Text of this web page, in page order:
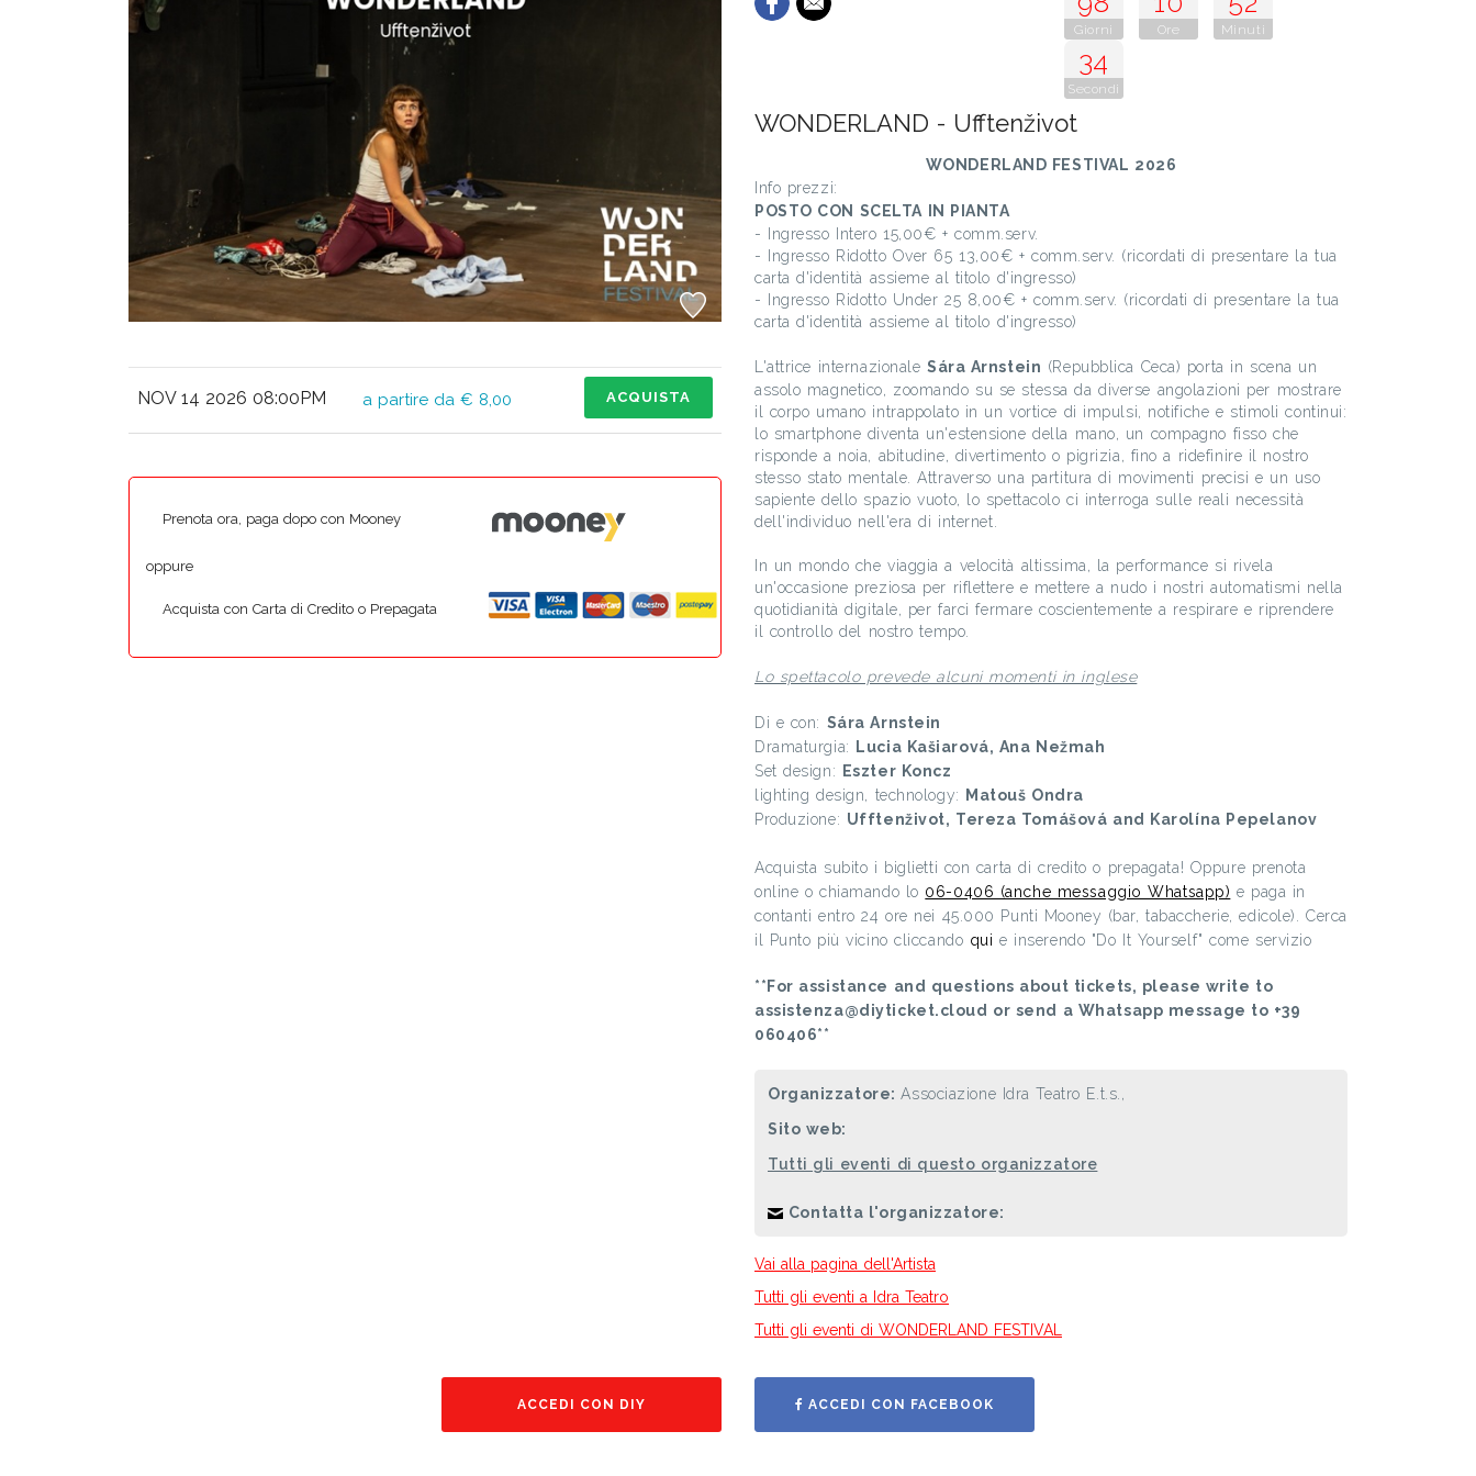
NOV 14 2026 08:00PM a partire da € 8,00 ACQUISTA
Prenota ora, paga dopo con Mooney
oppure
Acquista con Carta di Credito o Prepagata
Giorni Ore Minuti
32
Secondi
WONDERLAND - Ufftenživot
WONDERLAND FESTIVAL 2026
Info prezzi:
POSTO CON SCELTA IN PIANTA
- Ingresso Intero 15,00€ + comm.serv.
- Ingresso Ridotto Over 65 13,00€ + comm.serv. (ricordati di presentare la tua
carta d'identità assieme al titolo d'ingresso)
- Ingresso Ridotto Under 25 8,00€ + comm.serv. (ricordati di presentare la tua
carta d'identità assieme al titolo d'ingresso)
L'attrice internazionale Sára Arnstein (Repubblica Ceca) porta in scena un
assolo magnetico, zoomando su se stessa da diverse angolazioni per mostrare
il corpo umano intrappolato in un vortice di impulsi, notifiche e stimoli continui:
lo smartphone diventa un'estensione della mano, un compagno fisso che
risponde a noia, abitudine, divertimento o pigrizia, fino a ridefinire il nostro
stesso stato mentale. Attraverso una partitura di movimenti precisi e un uso
sapiente dello spazio vuoto, lo spettacolo ci interroga sulle reali necessità
dell'individuo nell'era di internet.
In un mondo che viaggia a velocità altissima, la performance si rivela
un'occasione preziosa per riflettere e mettere a nudo i nostri automatismi nella
quotidianità digitale, per farci fermare coscientemente a respirare e riprendere
il controllo del nostro tempo.
Lo spettacolo prevede alcuni momenti in inglese
Di e con: Sára Arnstein
Dramaturgia:
Lucia Kašiarová, Ana Nežmah
Set design:
Eszter Koncz
lighting design, technology:
Matouš Ondra
Produzione: Ufftenživot, Tereza Tomášová and Karolína Pepelanov
Acquista subito i biglietti con carta di credito o prepagata! Oppure prenota
online o chiamando lo 06-0406 (anche messaggio Whatsapp) e paga in
contanti entro 24 ore nei 45.000 Punti Mooney (bar, tabaccherie, edicole). Cerca
il Punto più vicino cliccando qui e inserendo "Do It Yourself" come servizio
**For assistance and questions about tickets, please write to
assistenza@diyticket.cloud or send a Whatsapp message to +39
060406**
Organizzatore:Associazione Idra Teatro E.t.s.,
Sito web:
Tutti gli eventi di questo organizzatore
Contatta l'organizzatore:
Vai alla pagina dell'Artista
Tutti gli eventi a Idra Teatro
Tutti gli eventi di WONDERLAND FESTIVAL
ACCEDI CON DIY ACCEDI CON FACEBOOK